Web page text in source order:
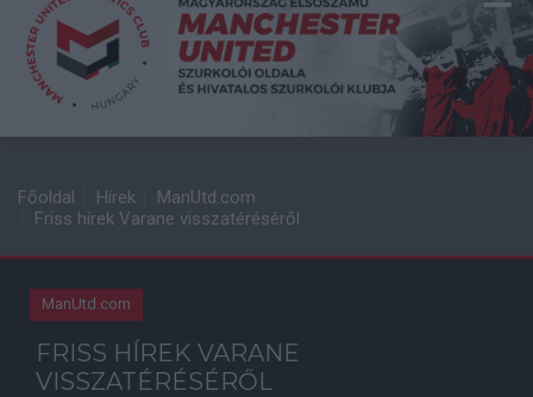
Főoldal Hírek
ManUtd.com
Friss hírek Varane visszatéréséről
ManUtd.com
FRISS HÍREK VARANE
VISSZATÉRÉSÉRŐL